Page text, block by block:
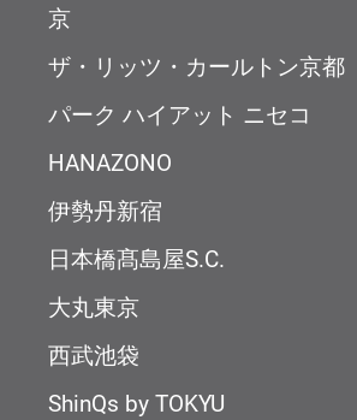
京
ザ・リッツ・カールトン京都
パーク ハイアット ニセコ
HANAZONO
伊勢丹新宿
日本橋髙島屋S.C.
大丸東京
西武池袋
ShinQs by TOKYU